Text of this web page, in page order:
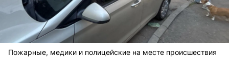
Пожарные, медики и полицейские на месте происшествия